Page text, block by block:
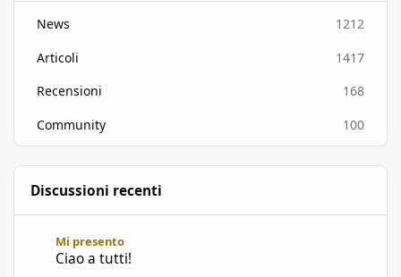
News
1212
Articoli
1417
Recensioni
168
Community
100
Discussioni recenti
Mi presento
Ciao a tutti!